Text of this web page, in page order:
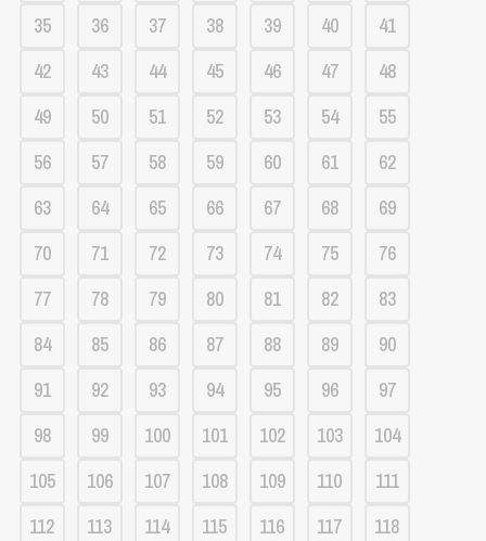
35
36 37 38 39 40
41
42
43 44 45 46 47
48
49
50 51 52 53 54
55
56
57 58 59 60 61
62
63
64 65 66 67 68
69
70
71 72 73 74 75
76
77
78 79 80 81 82
83
84
85 86 87 88 89
90
91
92 93 94 95 96
97
98
99 100 101 102 103
104
105
106 107 108 109 110
111
112
113 114 115 116 117
118